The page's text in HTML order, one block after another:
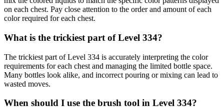
on each chest. Pay close attention to the order and amount of each
color required for each chest.
What is the trickiest part of Level 334?
The trickiest part of Level 334 is accurately interpreting the color
requirements for each chest and managing the limited bottle space.
Many bottles look alike, and incorrect pouring or mixing can lead to
wasted moves.
When should I use the brush tool in Level 334?